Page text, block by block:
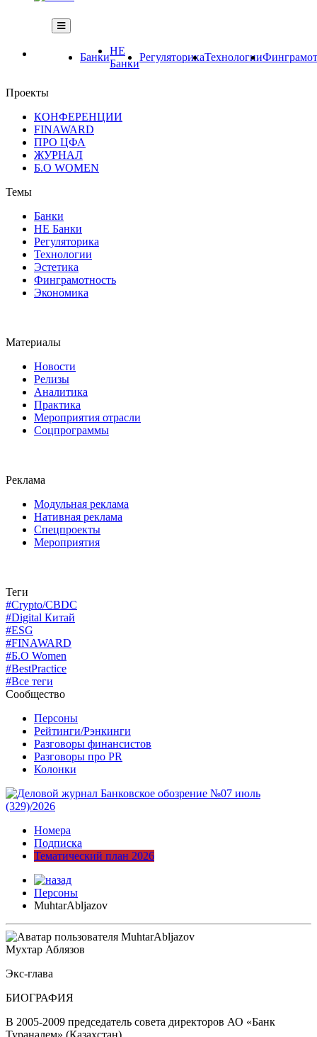
Банки
НЕ
Банки
РегуляторикаТехнологии
Проекты
КОНФЕРЕНЦИИ
FINAWARD
ПРО ЦФА
ЖУРНАЛ
Б.О WOMEN
Темы
Банки
НЕ Банки
Регуляторика
Технологии
Эстетика
Финграмотность
Экономика
Материалы
Новости
Релизы
Аналитика
Практика
Мероприятия отрасли
Соцпрограммы
Реклама
Модульная реклама
Нативная реклама
Спецпроекты
Мероприятия
Теги
#Crypto/CBDC
#Digital Китай
#ESG
#FINAWARD
#Б.О Women
#BestPractice
#Все теги
Сообщество
Персоны
Рейтинги/Рэнкинги
Разговоры финансистов
Разговоры про PR
Колонки
Номера
Подписка
Тематический план 2026
Персоны
MuhtarAbljazov
Мухтар Аблязов
Экс-глава
БИОГРАФИЯ
В 2005-2009 председатель совета директоров АО «Банк
Тураналем» (Казахстан).